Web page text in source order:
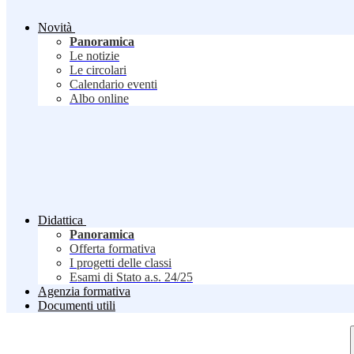
Novità
Panoramica
Le notizie
Le circolari
Calendario eventi
Albo online
Didattica
Panoramica
Offerta formativa
I progetti delle classi
Esami di Stato a.s. 24/25
Agenzia formativa
Documenti utili